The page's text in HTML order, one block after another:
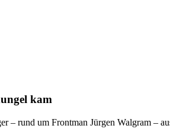
kam
– rund um Frontman Jürgen Walgram –